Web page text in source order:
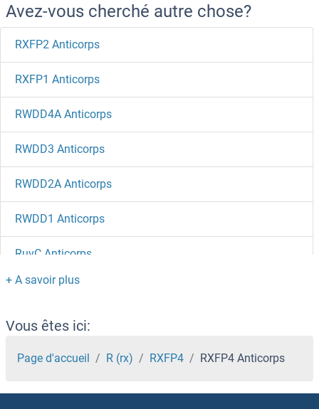
Avez-vous cherché autre chose?
RXFP2 Anticorps
RXFP1 Anticorps
RWDD4A Anticorps
RWDD3 Anticorps
RWDD2A Anticorps
RWDD1 Anticorps
RuvC Anticorps
RUVBL2 Anticorps
RuvB-Like 1 (E. Coli) Anticorps
RUSC2 Anticorps
RUSC1 Anticorps
Vous êtes ici:
Page d'accueil R (rx) RXFP4 RXFP4 Anticorps